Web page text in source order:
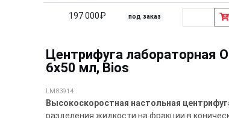
197 000₽ под заказ
Центрифуга лабораторная
6х50 мл, Bios
LM83914
Высокоскоростная настольная
разделения жидкости на фракции в